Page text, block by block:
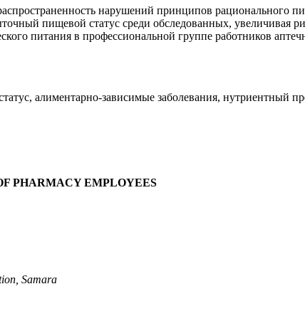
нарушений принципов рационального
пищевой статус среди обследованных, увеличивая
питания в профессиональной группе работников
алиментарно-зависимые заболевания, нутриентный
PHARMACY EMPLOYEES
Samara